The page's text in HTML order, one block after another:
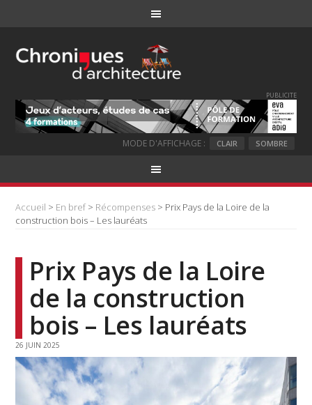
PUBLICITE
MODE D'AFFICHAGE : CLAIR SOMBRE
Accueil > En bref > Récompenses > Prix Pays de la Loire de la
construction bois – Les lauréats
Prix Pays de la Loire
de la construction
bois – Les lauréats
26 JUIN 2025